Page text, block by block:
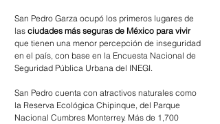
San Pedro Garza ocupó los primeros lugares de
las ciudades más seguras de México para vivir
que tienen una menor percepción de inseguridad
en el país, con base en la Encuesta Nacional de
Seguridad Pública Urbana del INEGI.
San Pedro cuenta con atractivos naturales como
la Reserva Ecológica Chipinque, del Parque
Nacional Cumbres Monterrey. Más de 1,700